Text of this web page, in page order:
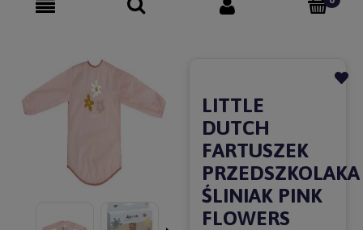
LITTLE
DUTCH
FARTUSZEK
PRZEDSZKOLAKA
ŚLINIAK PINK
FLOWERS